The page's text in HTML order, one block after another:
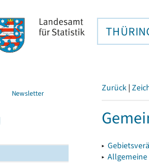
Newsletter Zurück |
▸
▸